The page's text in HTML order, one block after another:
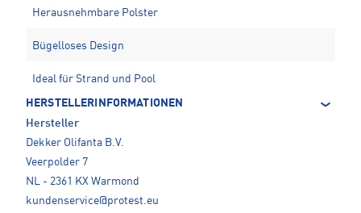
Herausnehmbare Polster
Bügelloses Design
Ideal für Strand und Pool
HERSTELLERINFORMATIONEN
Hersteller
Dekker Olifanta B.V.
Veerpolder 7
NL - 2361 KX Warmond
kundenservice@protest.eu